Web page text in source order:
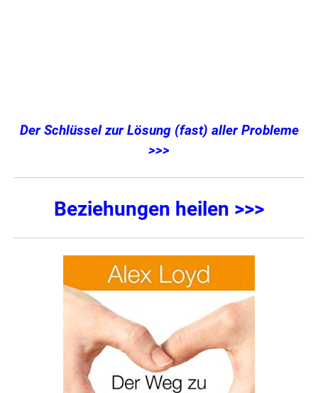
Der Schlüssel zur Lösung (fast) aller Probleme
>>>
Beziehungen heilen >>>